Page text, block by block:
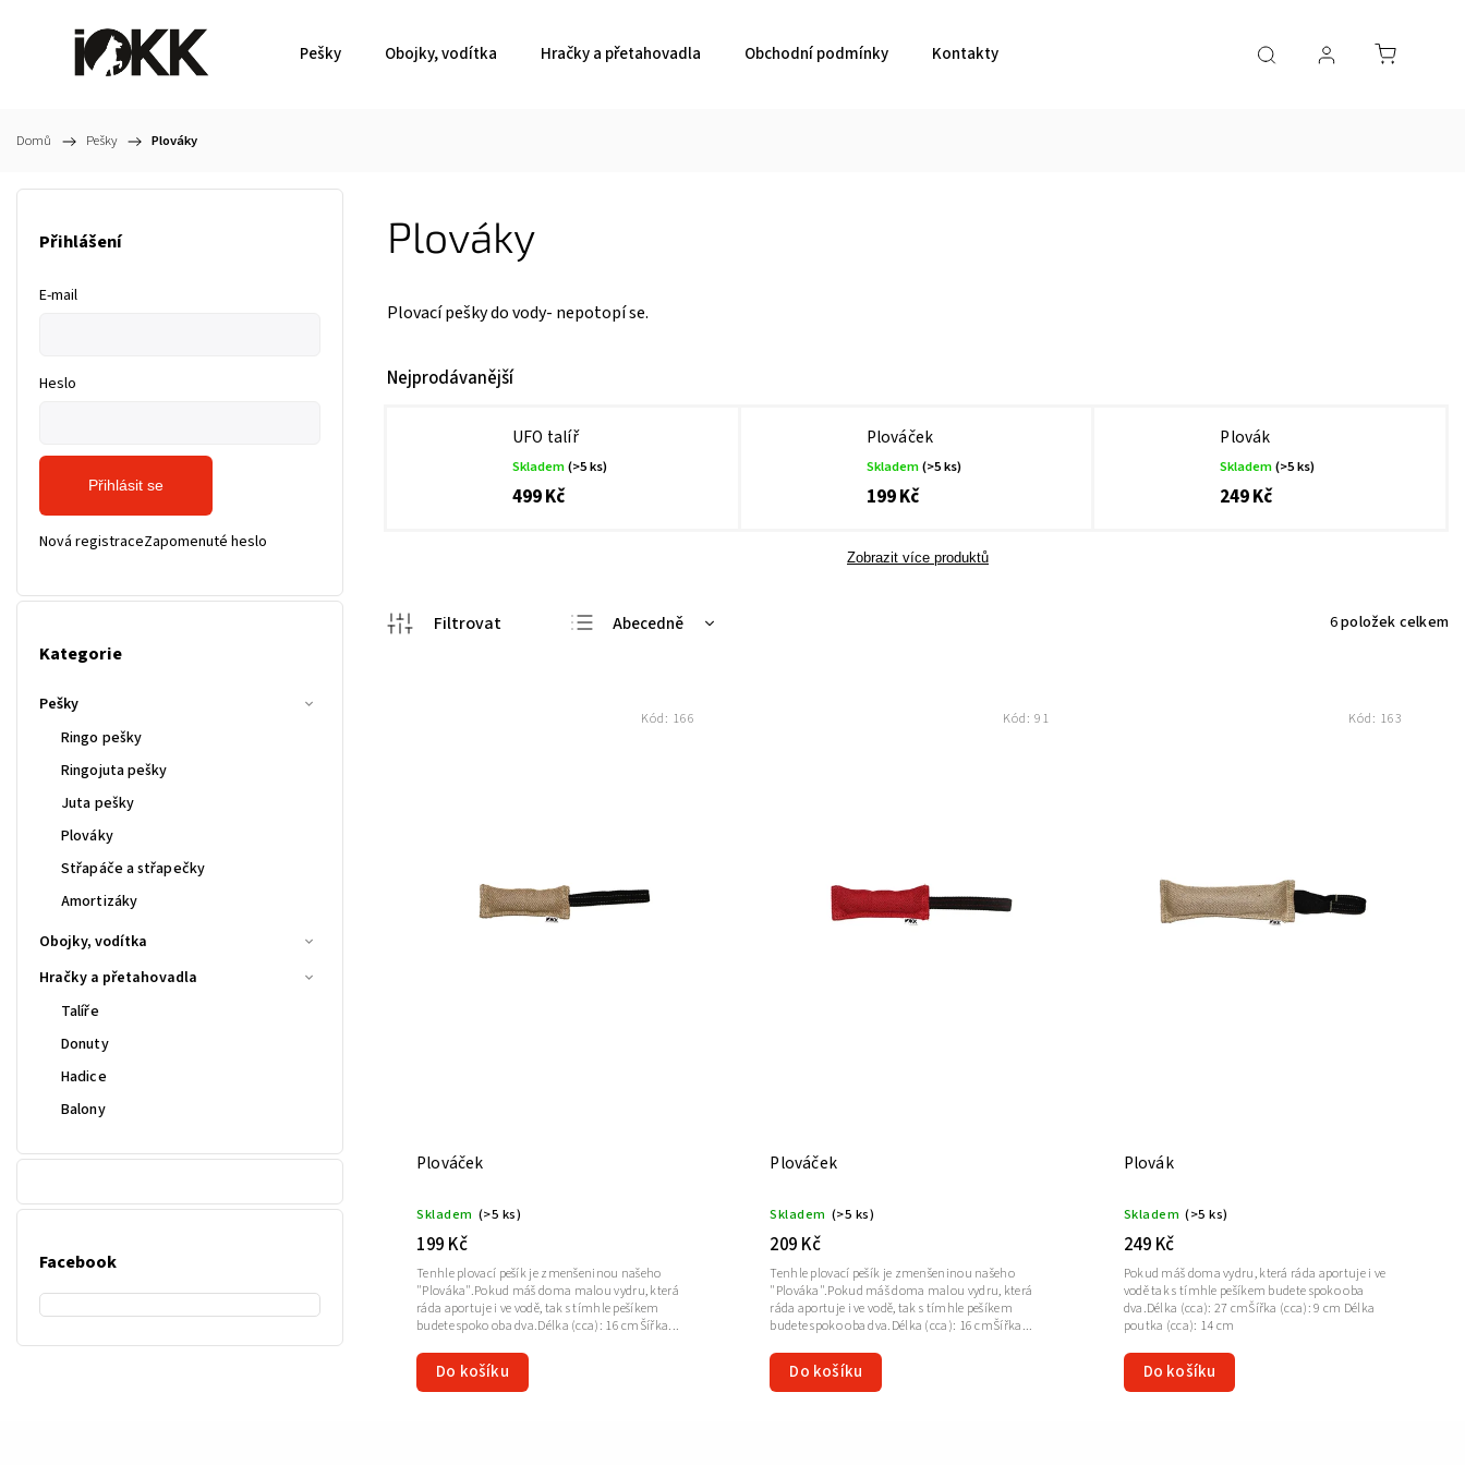
Pešky Obojky, vodítka Hračky a přetahovadla Obchodní podmínky Kontakty
Domů / Pešky / Plováky
Přihlášení
E-mail
Heslo
Přihlásit se
Nová registraceZapomenuté heslo
Kategorie
Pešky
Ringo pešky
Ringojuta pešky
Juta pešky
Plováky
Střapáče a střapečky
Amortizáky
Obojky, vodítka
Hračky a přetahovadla
Talíře
Donuty
Hadice
Balony
Facebook
Plováky
Plovací pešky do vody- nepotopí se.
Nejprodávanější
UFO talíř
Skladem(>5 ks)
499 Kč
Plováček
Skladem(>5 ks)
199 Kč
Plovák
Skladem(>5 ks)
249 Kč
Zobrazit více produktů
Abecedně
Nejprodávanější
6položek celkem
Plováček
Skladem (>5 ks)
199 Kč
Do košíku
Tenhle plovací pešík je zmenšeninou našeho
"Plováka".Pokud máš doma malou vydru, která
ráda aportuje i ve vodě, tak s tímhle pešíkem
budete spoko oba dva.Délka (cca): 16 cmŠířka...
Kód: 166
Plováček
Skladem (>5 ks)
209 Kč
Do košíku
Tenhle plovací pešík je zmenšeninou našeho
"Plováka".Pokud máš doma malou vydru, která
ráda aportuje i ve vodě, tak s tímhle pešíkem
budete spoko oba dva.Délka (cca): 16 cmŠířka...
Kód: 91
Plovák
Skladem (>5 ks)
249 Kč
Do košíku
Pokud máš doma vydru, která ráda aportuje i ve
vodě tak s tímhle pešíkem budete spoko oba
dva.Délka (cca): 27 cmŠířka (cca): 9 cm Délka
poutka (cca): 14 cm
Kód: 163